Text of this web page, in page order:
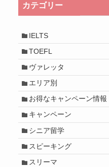
カテゴリー
IELTS
TOEFL
ヴァレッタ
エリア別
お得なキャンペーン情報
キャンペーン
シニア留学
スピーキング
スリーマ